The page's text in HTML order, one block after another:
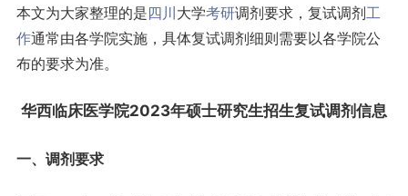
本文为大家整理的是四川 大学考研调剂要求，复试调剂工
作通常由各学院实施，具体复试调剂细则需要以各学院公
布的要求为准。
华西临床医学院2023年硕士研究生招生复试调剂信息
一、调剂要求